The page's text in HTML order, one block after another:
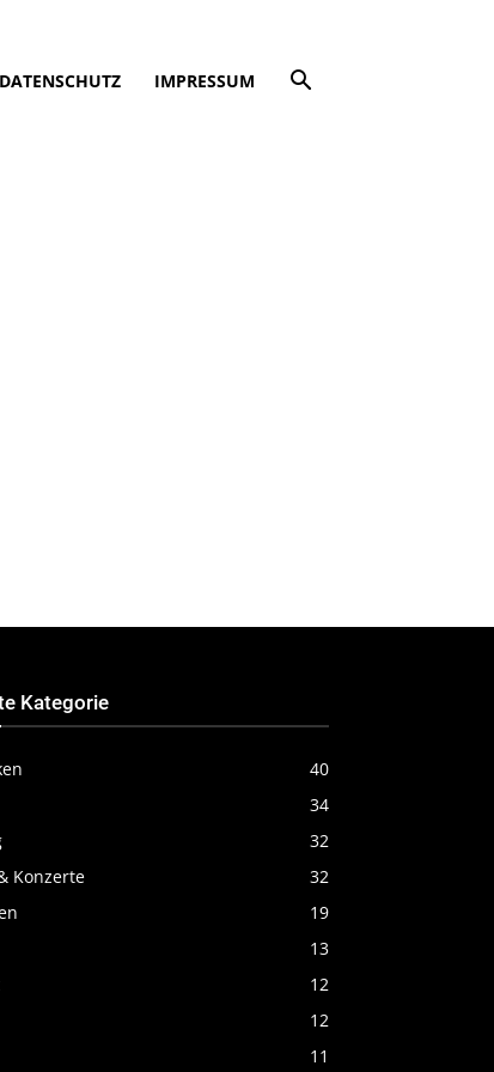
DATENSCHUTZ IMPRESSUM
Kategorie
40
34
32
Konzerte
32
19
13
12
12
11